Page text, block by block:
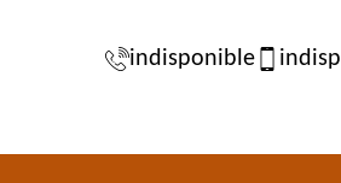
indisponible